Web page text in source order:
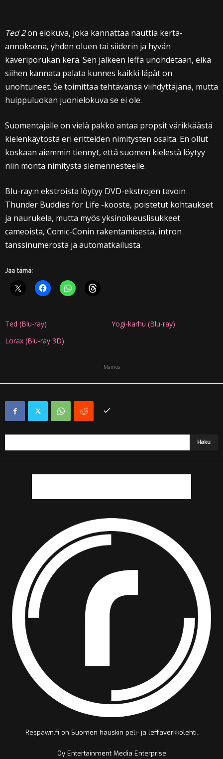
Ted 2on elokuva, joka kannattaa nauttia kerta-
annoksena, yhden oluen tai siiderin ja hyvän
kaveriporukan kera. Sen jälkeen leffa unohdetaan, eikä
siihen kannata palata kunnes kaikki läpät on
unohtuneet. Se toimittaa tehtävänsä viihdyttäjänä, mutta
huippuluokan juonielokuva se ei ole.
Suomentajalle on vielä pakko antaa propsit värikkäästä
kielenkäytöstä eri eritteiden nimitysten osalta. En ollut
koskaan aiemmin tiennyt, että suomen kielestä löytyy
niin monta nimitystä siemennesteelle.
Blu-ray:n ekstroista löytyy DVD-ekstrojen tavoin
Thunder Buddies for Life -kooste, poistetut kohtaukset
ja naurukela, mutta myös yksinoikeuslisukkeet
cameoista, Comic-Conin rakentamisesta, intron
tanssinumerosta ja automatkailusta.
Jaa tämä:
Ted (Blu-ray)
Yogi-karhu (Blu-ray)
Lorax (Blu-ray 3D)
Mainos
Respawn.fi on Suomen hauskin peli- ja leffaverkkolehti.
Oy Entertainment Media Enterprise